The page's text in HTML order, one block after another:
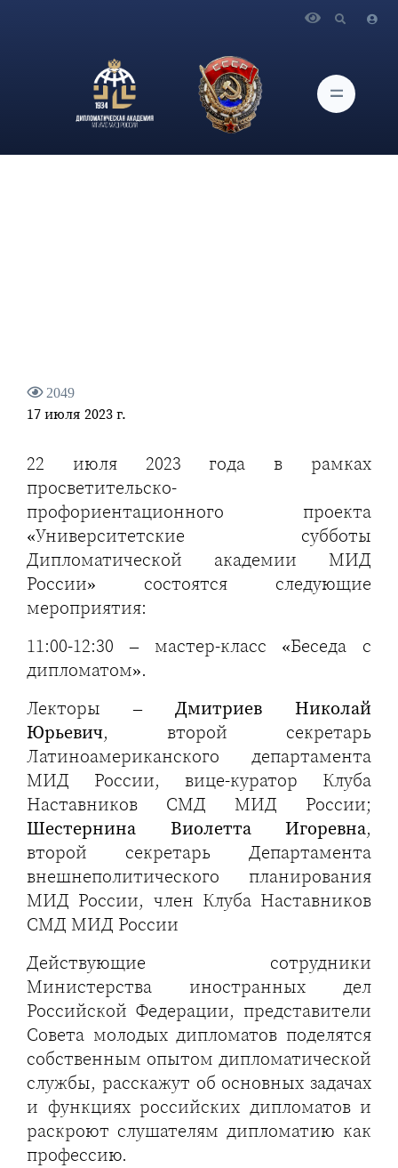
проекта «Университетские субботы Дипломатической
академии МИД России» состоится встреча с профессорско-
преподавательским составом Академии
2049
17 июля 2023 г.
22 июля 2023 года в рамках
просветительско-
профориентационного проекта
«Университетские субботы
Дипломатической академии МИД
России» состоятся следующие
мероприятия:
11:00-12:30 – мастер-класс «Беседа с
дипломатом».
Лекторы – Дмитриев Николай
Юрьевич, второй секретарь
Латиноамериканского департамента
МИД России, вице-куратор Клуба
Наставников СМД МИД России;
Шестернина Виолетта Игоревна,
второй секретарь Департамента
внешнеполитического планирования
МИД России, член Клуба Наставников
СМД МИД России
Действующие сотрудники
Министерства иностранных дел
Российской Федерации, представители
Совета молодых дипломатов поделятся
собственным опытом дипломатической
службы, расскажут об основных задачах
и функциях российских дипломатов и
раскроют слушателям дипломатию как
профессию.